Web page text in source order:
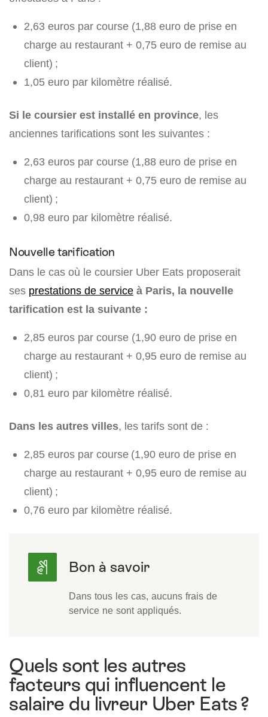
2,63 euros par course (1,88 euro de prise en
charge au restaurant + 0,75 euro de remise au
client) ;
1,05 euro par kilomètre réalisé.
Si le coursier est installé en province, les
anciennes tarifications sont les suivantes :
2,63 euros par course (1,88 euro de prise en
charge au restaurant + 0,75 euro de remise au
client) ;
0,98 euro par kilomètre réalisé.
Nouvelle tarification
Dans le cas où le coursier Uber Eats proposerait
ses prestations de service à Paris, la nouvelle
tarification est la suivante :
2,85 euros par course (1,90 euro de prise en
charge au restaurant + 0,95 euro de remise au
client) ;
0,81 euro par kilomètre réalisé.
Dans les autres villes, les tarifs sont de :
2,85 euros par course (1,90 euro de prise en
charge au restaurant + 0,95 euro de remise au
client) ;
0,76 euro par kilomètre réalisé.
Dans tous les cas, aucuns frais de
service ne sont appliqués.
Quels sont les autres
facteurs qui influencent le
salaire du livreur Uber Eats ?